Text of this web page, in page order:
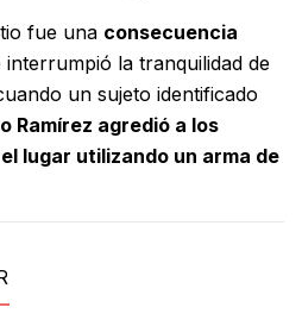
fue una consecuencia
interrumpió la tranquilidad de
un sujeto identificado
Ramírez agredió a los
lugar utilizando un arma de